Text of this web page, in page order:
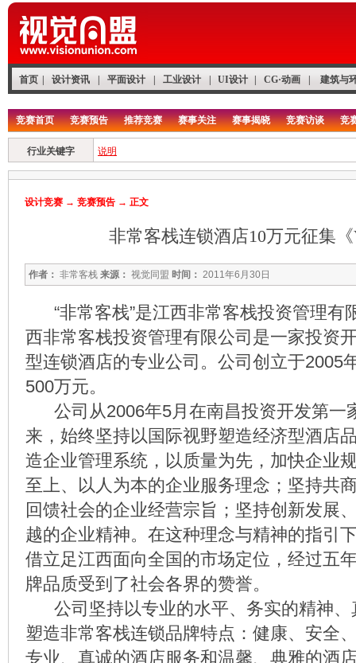
首页 设计资讯 平面设计 工业设计 UI设计 CG·动画 建筑与
竞赛首页 竞赛预告 推荐竞赛 赛事关注 赛事揭晓 竞赛访谈 竞
行业关键字 说明
设计竞赛 → 竞赛预告 → 正文
非常客栈连锁酒店10万元征集
作者： 非常客栈 来源： 视觉同盟 时间： 2011年6月30日
“非常客栈”是江西非常客栈投资管理有
西非常客栈投资管理有限公司是一家投资
型连锁酒店的专业公司。公司创立于2005
500万元。
公司从2006年5月在南昌投资开发第一
来，始终坚持以国际视野塑造经济型酒店
造企业管理系统，以质量为先，加快企业
至上、以人为本的企业服务理念；坚持共
回馈社会的企业经营宗旨；坚持创新发展
越的企业精神。在这种理念与精神的指引
借立足江西面向全国的市场定位，经过五
牌品质受到了社会各界的赞誉。
公司坚持以专业的水平、务实的精神、
塑造非常客栈连锁品牌特点：健康、安全
专业、真诚的酒店服务和温馨、典雅的酒